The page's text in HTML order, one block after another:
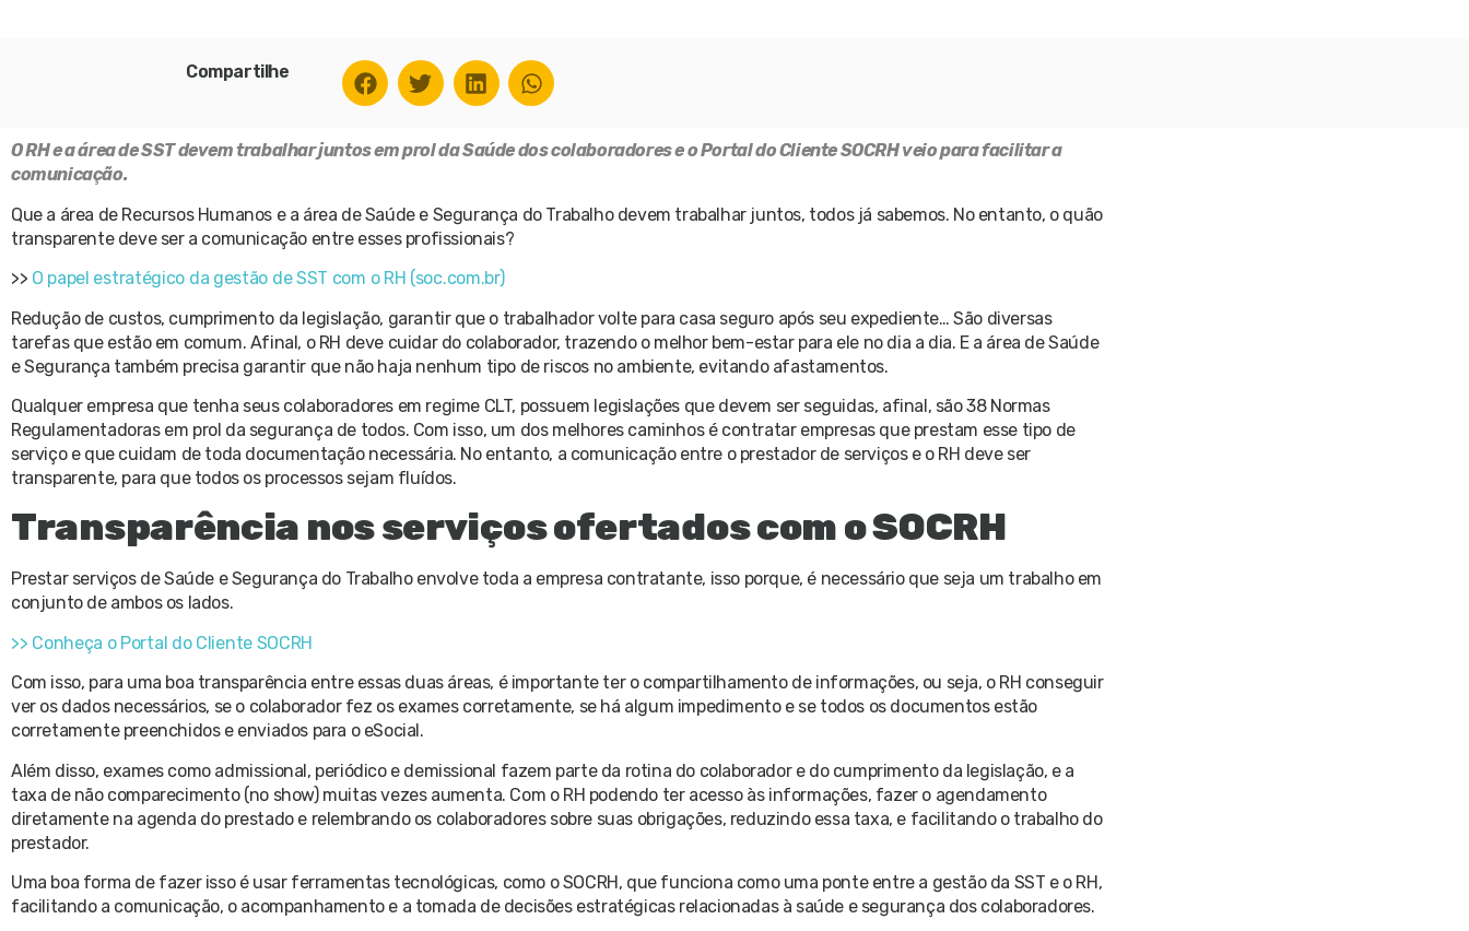
Compartilhe
O RH e a área de SST devem trabalhar juntos em prol da Saúde dos colaboradores e o Portal do Cliente SOCRH veio para facilitar a
comunicação.
Que a área de Recursos Humanos e a área de Saúde e Segurança do Trabalho devem trabalhar juntos, todos já sabemos. No entanto, o quão
transparente deve ser a comunicação entre esses profissionais?
>> O papel estratégico da gestão de SST com o RH (soc.com.br)
Redução de custos, cumprimento da legislação, garantir que o trabalhador volte para casa seguro após seu expediente… São diversas
tarefas que estão em comum. Afinal, o RH deve cuidar do colaborador, trazendo o melhor bem-estar para ele no dia a dia. E a área de Saúde
e Segurança também precisa garantir que não haja nenhum tipo de riscos no ambiente, evitando afastamentos.
Qualquer empresa que tenha seus colaboradores em regime CLT, possuem legislações que devem ser seguidas, afinal, são 38 Normas
Regulamentadoras em prol da segurança de todos. Com isso, um dos melhores caminhos é contratar empresas que prestam esse tipo de
serviço e que cuidam de toda documentação necessária. No entanto, a comunicação entre o prestador de serviços e o RH deve ser
transparente, para que todos os processos sejam fluídos.
Transparência nos serviços ofertados com o SOCRH
Prestar serviços de Saúde e Segurança do Trabalho envolve toda a empresa contratante, isso porque, é necessário que seja um trabalho em
conjunto de ambos os lados.
>> Conheça o Portal do Cliente SOCRH
Com isso, para uma boa transparência entre essas duas áreas, é importante ter o compartilhamento de informações, ou seja, o RH conseguir
ver os dados necessários, se o colaborador fez os exames corretamente, se há algum impedimento e se todos os documentos estão
corretamente preenchidos e enviados para o eSocial.
Além disso, exames como admissional, periódico e demissional fazem parte da rotina do colaborador e do cumprimento da legislação, e a
taxa de não comparecimento (no show) muitas vezes aumenta. Com o RH podendo ter acesso às informações, fazer o agendamento
diretamente na agenda do prestado e relembrando os colaboradores sobre suas obrigações, reduzindo essa taxa, e facilitando o trabalho do
prestador.
Uma boa forma de fazer isso é usar ferramentas tecnológicas, como o SOCRH, que funciona como uma ponte entre a gestão da SST e o RH,
facilitando a comunicação, o acompanhamento e a tomada de decisões estratégicas relacionadas à saúde e segurança dos colaboradores.